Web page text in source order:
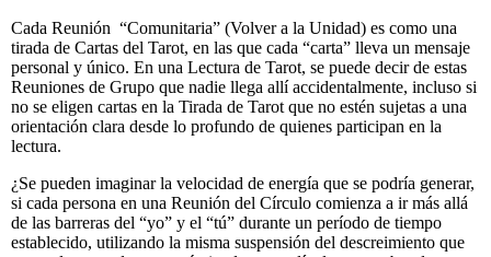
Cada Reunión “Comunitaria” (Volver a la Unidad) es como una
tirada de Cartas del Tarot, en las que cada “carta” lleva un mensaje
personal y único. En una Lectura de Tarot, se puede decir de estas
Reuniones de Grupo que nadie llega allí accidentalmente, incluso si
no se eligen cartas en la Tirada de Tarot que no estén sujetas a una
orientación clara desde lo profundo de quienes participan en la
lectura.
¿Se pueden imaginar la velocidad de energía que se podría generar,
si cada persona en una Reunión del Círculo comienza a ir más allá
de las barreras del “yo” y el “tú” durante un período de tiempo
establecido, utilizando la misma suspensión del descreimiento que